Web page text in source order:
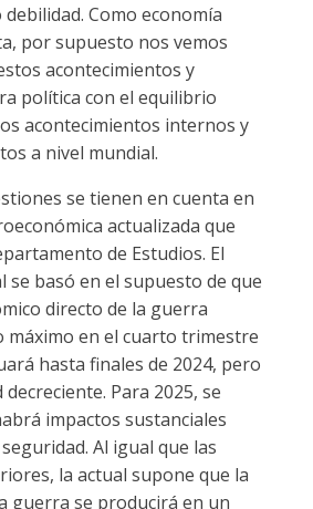
Como economía
por supuesto nos vemos
acontecimientos y
política con el equilibrio
acontecimientos internos y
a nivel mundial.
se tienen en cuenta en
actualizada que
de Estudios. El
se basó en el supuesto de que
directo de la guerra
máximo en el cuarto trimestre
hasta finales de 2024, pero
Para 2025, se
impactos sustanciales
Al igual que las
la actual supone que la
guerra se producirá en un